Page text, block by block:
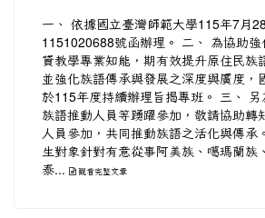
一、 依據國立臺灣師範大學115年7月
1151020688號函辦理。 二、 為協助
資教學專業知能，期有效提升原住民族
並強化族語傳承與發展之深度與廣度，
於115年度持續辦理旨揭專班。 三、
族語推動人員等踴躍參加，敬請協助轉
人員參加，共同推動族語之活化與傳承
生對象針對有意從事阿美族、噶瑪蘭族
泰...
觀看完整文章